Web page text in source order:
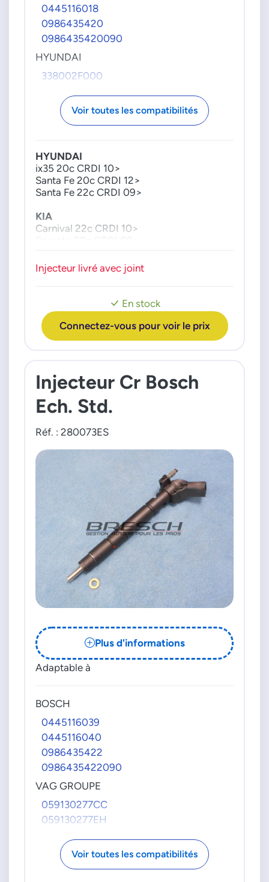
0445116018
0986435420
0986435420090
HYUNDAI
338002F000
Voir toutes les compatibilités
En stock
Connectez-vous pour voir le prix
HYUNDAI
ix35 20c CRDI 10>
Santa Fe 20c CRDI 12>
Santa Fe 22c CRDI 09>
KIA
Carnival 22c CRDI 10>
Injecteur livré avec joint
Injecteur Cr Bosch
Ech. Std.
Réf. : 280073ES
Plus d'informations
Adaptable à
BOSCH
0445116039
0445116040
0986435422
0986435422090
VAG GROUPE
059130277CC
059130277EH
Voir toutes les compatibilités